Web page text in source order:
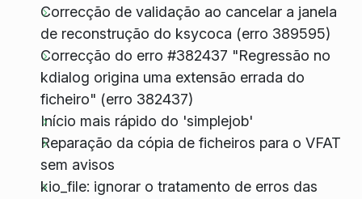
Correcção de validação ao cancelar a janela
de reconstrução do ksycoca (erro 389595)
Correcção do erro #382437 "Regressão no
kdialog origina uma extensão errada do
ficheiro" (erro 382437)
Início mais rápido do 'simplejob'
Reparação da cópia de ficheiros para o VFAT
sem avisos
kio_file: ignorar o tratamento de erros das